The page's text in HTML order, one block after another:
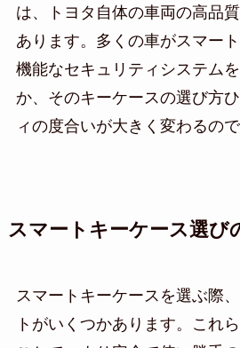
は、トヨタ自体の車両の高品
あります。多くの車がスマー
機能なセキュリティシステム
か、そのキーケースの選び方
ィの度合いが大きく変わるので
スマートキーケース選び
スマートキーケースを選ぶ際
トがいくつかあります。これ